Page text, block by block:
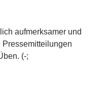
aufmerksamer und
(-;